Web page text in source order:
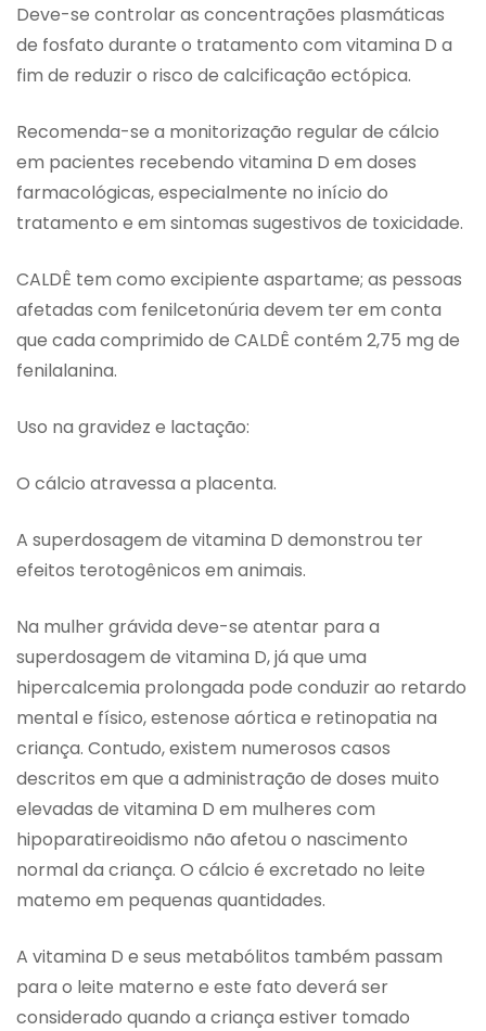
Deve-se controlar as concentrações plasmáticas
de fosfato durante o tratamento com vitamina D a
fim de reduzir o risco de calcificação ectópica.
Recomenda-se a monitorização regular de cálcio
em pacientes recebendo vitamina D em doses
farmacológicas, especialmente no início do
tratamento e em sintomas sugestivos de toxicidade.
CALDÊ tem como excipiente aspartame; as pessoas
afetadas com fenilcetonúria devem ter em conta
que cada comprimido de CALDÊ contém 2,75 mg de
fenilalanina.
Uso na gravidez e lactação:
O cálcio atravessa a placenta.
A superdosagem de vitamina D demonstrou ter
efeitos terotogênicos em animais.
Na mulher grávida deve-se atentar para a
superdosagem de vitamina D, já que uma
hipercalcemia prolongada pode conduzir ao retardo
mental e físico, estenose aórtica e retinopatia na
criança. Contudo, existem numerosos casos
descritos em que a administração de doses muito
elevadas de vitamina D em mulheres com
hipoparatireoidismo não afetou o nascimento
normal da criança. O cálcio é excretado no leite
matemo em pequenas quantidades.
A vitamina D e seus metabólitos também passam
para o leite materno e este fato deverá ser
considerado quando a criança estiver tomado